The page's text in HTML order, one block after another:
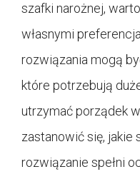
szafki narożnej,
własnymi
rozwiązania mogą
które potrzebują
utrzymać porządek
zastanowić się,
rozwiązanie spełni